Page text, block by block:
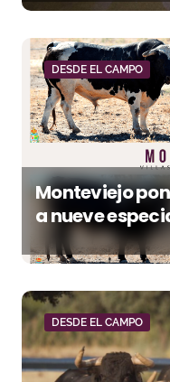
DESDE EL CAMPO
Monteviejo
a nueve
recorte
DESDE EL CAMPO